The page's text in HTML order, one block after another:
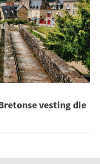
vesting die